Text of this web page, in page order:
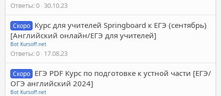
Ответы 0 30.10.23
Скоро Курс для учителей Springboard к ЕГЭ (сентябрь)
[Английский онлайн/ЕГЭ для учителей]
Bot Kursoff.net
Ответы 0 17.08.23
Скоро ЕГЭ PDF Курс по подготовке к устной части [ЕГЭ/
ОГЭ английский 2024]
Bot Kursoff.net